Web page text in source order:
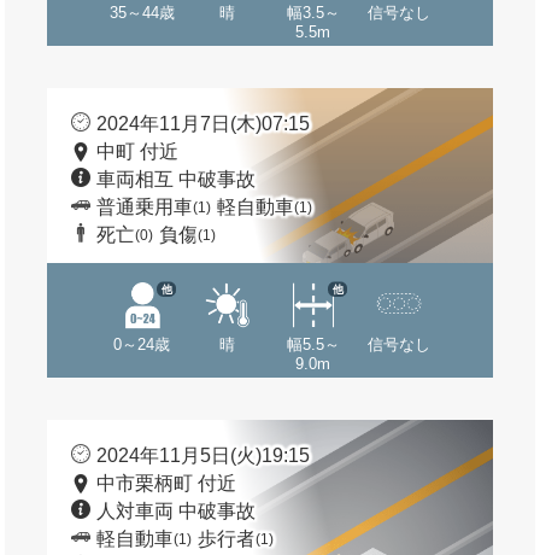
35～44歳 晴
幅3.5～
5.5m
信号なし
2024年11月7日(木)07:15
中町 付近
車両相互 中破事故
普通乗用車(1) 軽自動車(1)
死亡(0) 負傷(1)
0～24歳
他
晴
幅5.5～
9.0m
他
信号なし
2024年11月5日(火)19:15
中市栗柄町 付近
人対車両 中破事故
軽自動車(1) 歩行者(1)